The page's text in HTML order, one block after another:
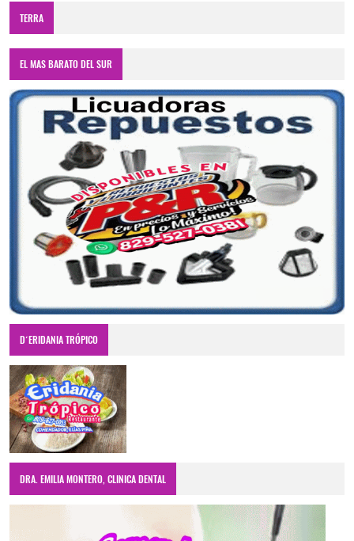
TERRA
EL MAS BARATO DEL SUR
D´ERIDANIA TRÓPICO
DRA. EMILIA MONTERO, CLINICA DENTAL